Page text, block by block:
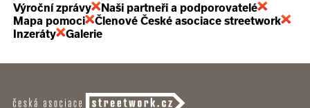
Výroční zprávy
Naši partneři a podporovatelé
Mapa pomoci
Členové České asociace streetwork
Inzeráty
Galerie